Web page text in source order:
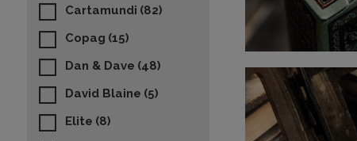
Cartamundi (82)
Copag (15)
Dan & Dave (48)
David Blaine (5)
Elite (8)